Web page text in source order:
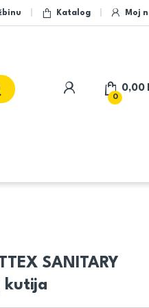
Katalog Moj
My Account
0
0,00
SANITARY
kutija